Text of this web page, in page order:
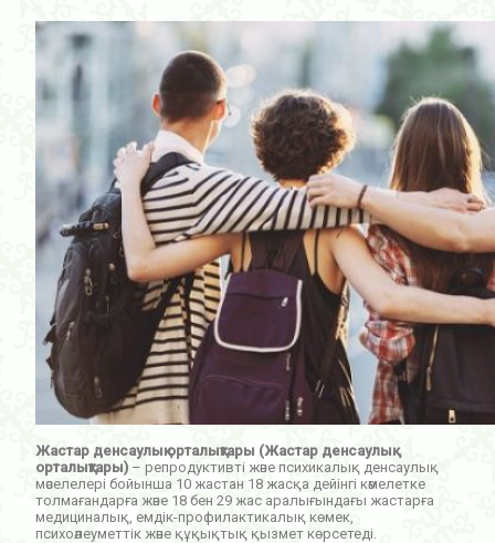
Жастар денсаулық орталықтары (Жастар денсаулық
орталықтары) – репродуктивті және психикалық денсаулық
мәселелері бойынша 10 жастан 18 жасқа дейінгі кәмелетке
толмағандарға және 18 бен 29 жас аралығындағы жастарға
медициналық, емдік-профилактикалық көмек,
психоәлеуметтік және құқықтық қызмет көрсетеді.